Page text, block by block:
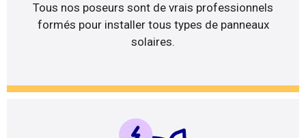
Tous nos poseurs sont de vrais professionnels
formés pour installer tous types de panneaux
solaires.